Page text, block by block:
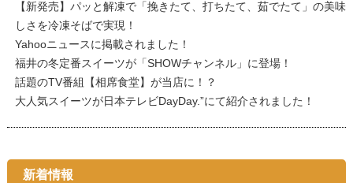
【新発売】パッと解凍で「挽きたて、打ちたて、茹でたて」の美味
しさを冷凍そばで実現！
Yahooニュースに掲載されました！
福井の冬定番スイーツが「SHOWチャンネル」に登場！
話題のTV番組【相席食堂】が当店に！？
大人気スイーツが日本テレビDayDay.”にて紹介されました！
新着情報